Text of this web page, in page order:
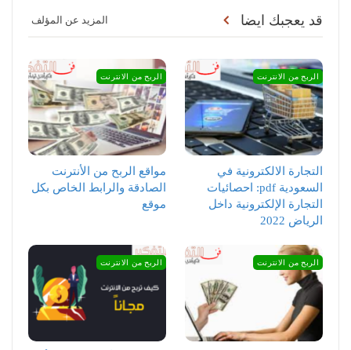
قد يعجبك ايضا المزيد عن المؤلف
الربح من الانترنت
التجارة الالكترونية في
السعودية pdf: احصائيات
التجارة الإلكترونية داخل
الرياض 2022
الربح من الانترنت
مواقع الربح من الأنترنت
الصادقة والرابط الخاص بكل
موقع
الربح من الانترنت الربح من الانترنت